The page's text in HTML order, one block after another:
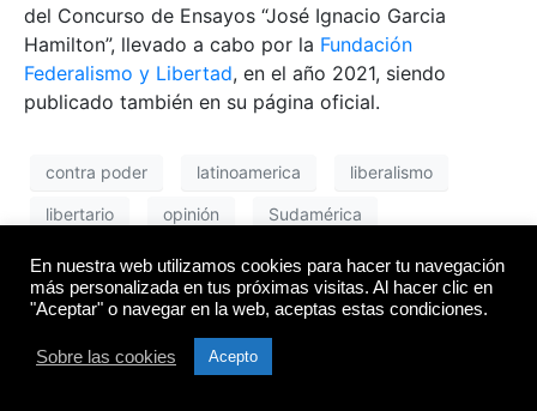
del Concurso de Ensayos “José Ignacio Garcia
Hamilton”, llevado a cabo por la Fundación
Federalismo y Libertad, en el año 2021, siendo
publicado también en su página oficial.
contra poder latinoamerica liberalismo
libertario opinión Sudamérica
Proponen alternativa
libertaria para acabar con
En nuestra web utilizamos cookies para hacer tu navegación
más personalizada en tus próximas visitas. Al hacer clic en
"Aceptar" o navegar en la web, aceptas estas condiciones.
Sobre las cookies Acepto